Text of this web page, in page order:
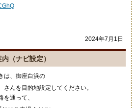
2024年7月1日
（ナビ設定）
は、御座白浜の
さんを目的地設定してください。
通って、